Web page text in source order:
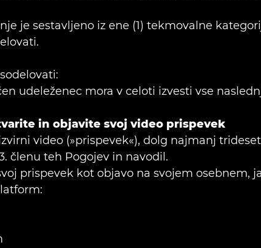
je sestavljeno iz ene (1) tekmovalne
udeleženec mora v celoti izvesti vse
in objavite svoj video prispevek
video (»prispevek«), dolg najmanj
členu teh Pogojev in navodil.
prispevek kot objavo na svojem osebnem,